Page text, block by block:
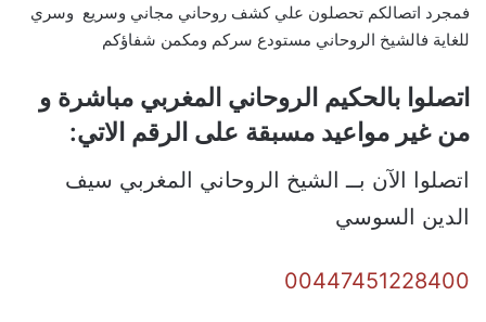
فمجرد اتصالكم تحصلون علي كشف روحاني مجاني وسريع وسري
للغاية فالشيخ الروحاني مستودع سركم ومكمن شفاؤكم
اتصلوا بالحكيم الروحاني المغربي مباشرة و
من غير مواعيد مسبقة على الرقم الاتي:
اتصلوا الآن بــ الشيخ الروحاني المغربي سيف
الدين السوسي
00447451228400